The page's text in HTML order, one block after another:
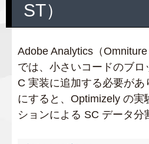
ST）
Adobe Analytics（
では、小さいコードのブ
C 実装に追加する必要があ
にすると、Optimizely の実
ションによる SC データ分